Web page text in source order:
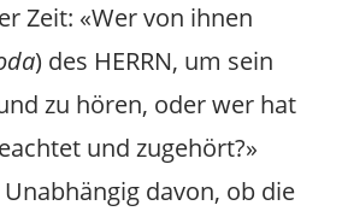
Zeit: «Wer von ihnen
) des HERRN, um sein
zu hören, oder wer hat
und zugehört?»
Unabhängig davon, ob die